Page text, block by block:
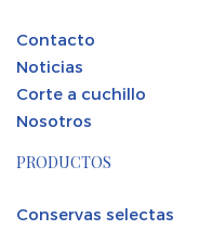
Contacto
Noticias
Corte a cuchillo
Nosotros
PRODUCTOS
Conservas selectas